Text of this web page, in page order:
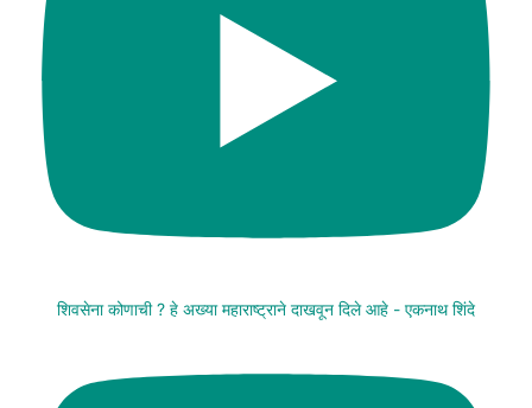
शिवसेना कोणाची ? हे अख्या महाराष्ट्राने दाखवून दिले आहे - एकनाथ शिंदे